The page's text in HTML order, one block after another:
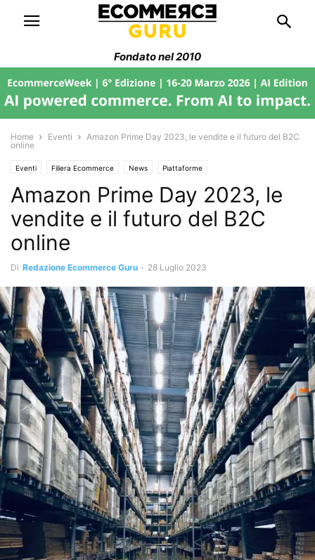
Fondato nel 2010
Home Eventi
Amazon Prime Day 2023, le vendite e il futuro del B2C
online
Eventi Filiera Ecommerce News Piattaforme
Amazon Prime Day 2023, le
vendite e il futuro del B2C
online
Di Redazione Ecommerce Guru - 28 Luglio 2023